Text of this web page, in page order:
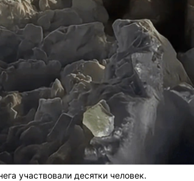
участвовали десятки человек.